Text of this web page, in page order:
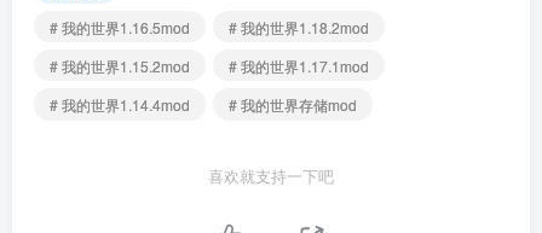
# 我的世界1.16.5mod
# 我的世界1.18.2mod
# 我的世界1.15.2mod
# 我的世界1.17.1mod
# 我的世界1.14.4mod
# 我的世界存储mod
喜欢就支持一下吧